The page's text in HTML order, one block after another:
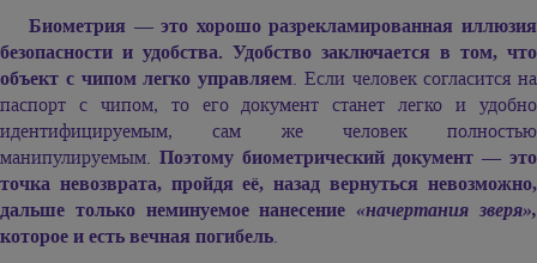
Биометрия — это хорошо разрекламированная иллюзия
безопасности и удобства. Удобство заключается в том, что
объект с чипом легко управляем. Если человек согласится на
паспорт с чипом, то его документ станет легко и удобно
идентифицируемым, сам же человек полностью
манипулируемым. Поэтому биометрический документ — это
точка невозврата, пройдя её, назад вернуться невозможно,
дальше только неминуемое нанесение«начертания зверя»,
которое и есть вечная погибель.